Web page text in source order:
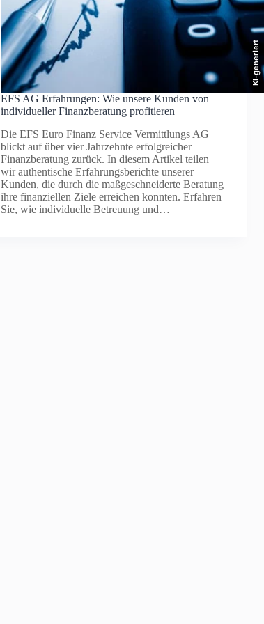
KI-generiert
EFS AG Erfahrungen: Wie unsere Kunden von
individueller Finanzberatung profitieren
Die EFS Euro Finanz Service Vermittlungs AG
blickt auf über vier Jahrzehnte erfolgreicher
Finanzberatung zurück. In diesem Artikel teilen
wir authentische Erfahrungsberichte unserer
Kunden, die durch die maßgeschneiderte Beratung
ihre finanziellen Ziele erreichen konnten. Erfahren
Sie, wie individuelle Betreuung und…